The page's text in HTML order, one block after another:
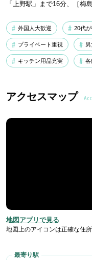
「上野駅」まで16分、［梅
外国人大歓迎 20代
プライベート重視
キッチン用品充実 各
アクセスマップ
地図アプリで見る
地図上のアイコンは正確な住